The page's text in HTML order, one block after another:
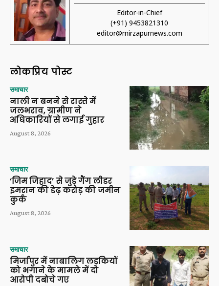
Editor-in-Chief
(+91) 9453821310
editor@mirzapurnews.com
लोकप्रिय पोस्ट
समाचार
नाली न बनने से रास्ते में
जलभराव, ग्रामीण ने
अधिकारियों से लगाई गुहार
August 8, 2026
समाचार
‘जिम जिहाद’ से जुड़े गैंग लीडर
इमरान की डेढ़ करोड़ की जमीन
कुर्क
August 8, 2026
समाचार
मिर्जापुर में नाबालिग लड़कियों
को भगाने के मामले में दो
आरोपी दबोचे गए